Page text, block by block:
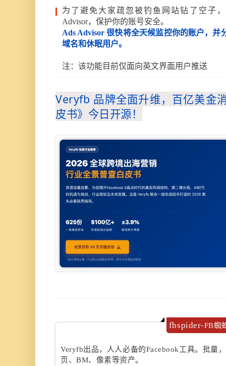
为了避免大家疏忽被钓鱼网站钻了空子，
Advisor，保护你的账号安全。
Ads Advisor 很快将全天候监控你的账户，并
域名和休眠用户。
注：该功能目前仅面向英文界面用户推送
Veryfb 品牌全面升维，百亿美金
皮书》今日开源！
fbspider-FB蜘
Veryfb出品，人人必备的Facebook工具。批量
页、BM、像素等资产。